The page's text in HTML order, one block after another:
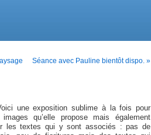
Séance avec Pauline bientôt dispo. »
une exposition sublime à la fois pour
images qu’elle propose mais également
les textes qui y sont associés : pas de